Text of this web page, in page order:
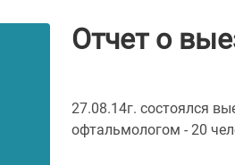
Отчет о
27.08.14г. состоялся
офтальмологом - 20